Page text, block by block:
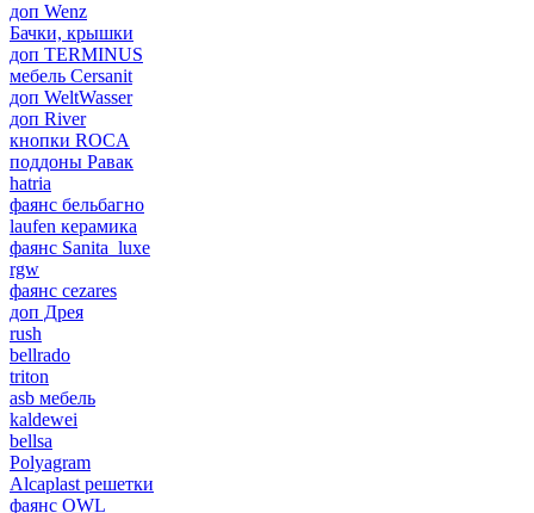
доп Wenz
Бачки, крышки
доп TERMINUS
мебель Cersanit
доп WeltWasser
доп River
кнопки ROCA
поддоны Равак
hatria
фаянс бельбагно
laufen керамика
фаянс Sanita_luxe
rgw
фаянс cezares
доп Дрея
rush
bellrado
triton
asb мебель
kaldewei
bellsa
Polyagram
Alcaplast решетки
фаянс OWL